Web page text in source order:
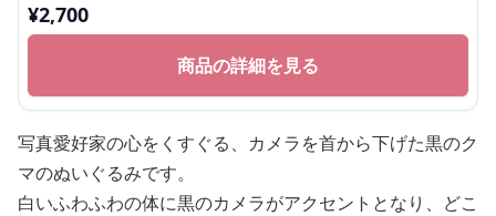
¥2,700
商品の詳細を見る
写真愛好家の心をくすぐる、カメラを首から下げた黒のク
マのぬいぐるみです。
白いふわふわの体に黒のカメラがアクセントとなり、どこ